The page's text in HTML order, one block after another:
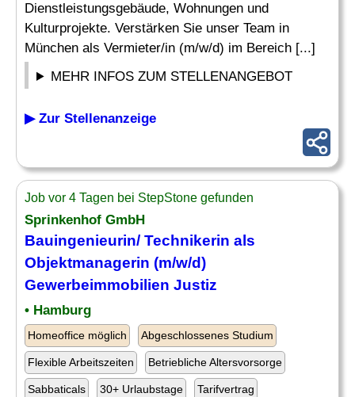
Dienstleistungsgebäude, Wohnungen und
Kulturprojekte. Verstärken Sie unser Team in
München als Vermieter/in (m/w/d) im Bereich [...]
MEHR INFOS ZUM STELLENANGEBOT
▶ Zur Stellenanzeige
Job vor 4 Tagen bei StepStone gefunden
Sprinkenhof GmbH
Bauingenieurin/ Technikerin als
Objektmanagerin (m/w/d)
Gewerbeimmobilien Justiz
• Hamburg
Homeoffice möglich Abgeschlossenes Studium
Flexible Arbeitszeiten Betriebliche Altersvorsorge
Sabbaticals 30+ Urlaubstage Tarifvertrag